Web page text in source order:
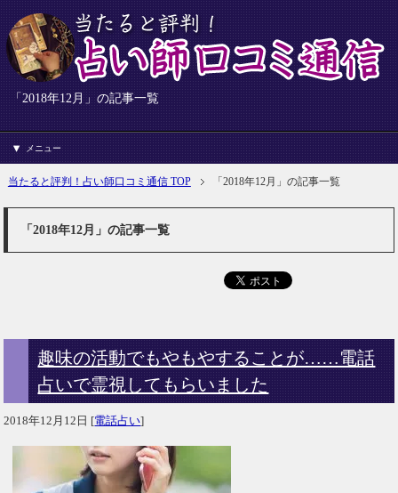
「2018年12月」の記事一覧
メニュー
当たると評判！占い師口コミ通信 TOP 「2018年12月」の記事一覧
「2018年12月」の記事一覧
趣味の活動でもやもやすることが……電話
占いで霊視してもらいました
2018年12月12日 [電話占い]